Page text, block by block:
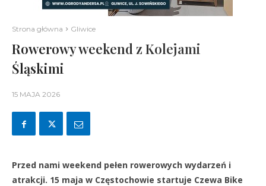
Strona główna Gliwice
Rowerowy weekend z Kolejami
Śląskimi
15 MAJA 2026
Przed nami weekend pełen rowerowych wydarzeń i
atrakcji. 15 maja w Częstochowie startuje Czewa Bike